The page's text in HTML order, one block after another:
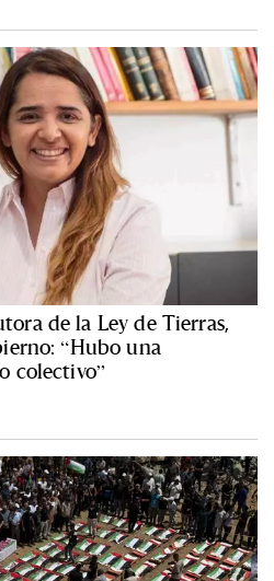
de la Ley de Tierras,
“Hubo una
colectivo”